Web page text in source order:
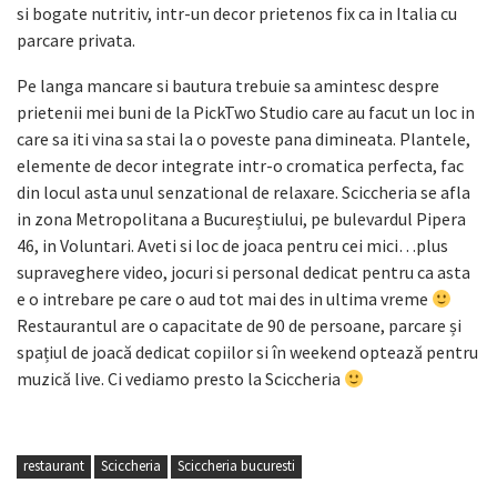
si bogate nutritiv, intr-un decor prietenos fix ca in Italia cu
parcare privata.
Pe langa mancare si bautura trebuie sa amintesc despre
prietenii mei buni de la PickTwo Studio care au facut un loc in
care sa iti vina sa stai la o poveste pana dimineata. Plantele,
elemente de decor integrate intr-o cromatica perfecta, fac
din locul asta unul senzational de relaxare. Sciccheria se afla
in zona Metropolitana a Bucureștiului, pe bulevardul Pipera
46, in Voluntari. Aveti si loc de joaca pentru cei mici…plus
supraveghere video, jocuri si personal dedicat pentru ca asta
e o intrebare pe care o aud tot mai des in ultima vreme
Restaurantul are o capacitate de 90 de persoane, parcare și
spațiul de joacă dedicat copiilor si în weekend optează pentru
muzică live. Ci vediamo presto la Sciccheria
restaurant Sciccheria Sciccheria bucuresti